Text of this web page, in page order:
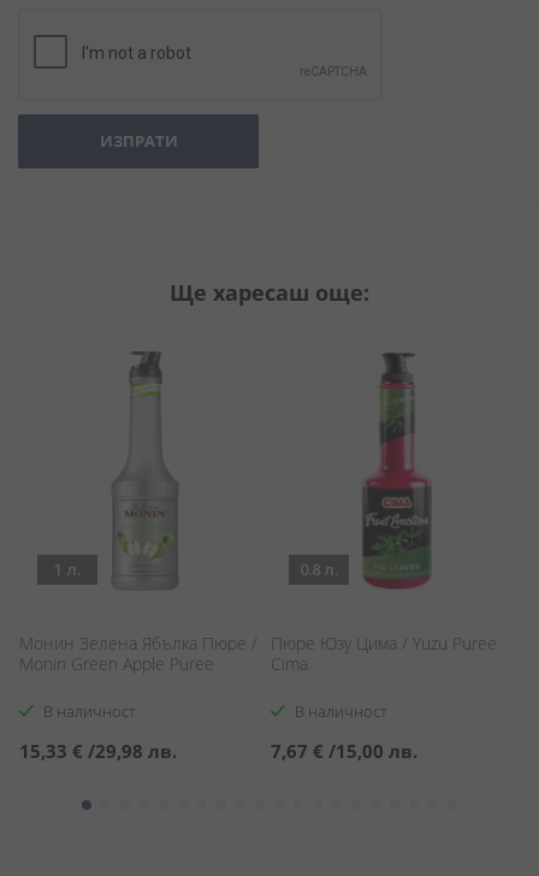
ИЗПРАТИ
Ще харесаш още:
1 л.
Монин Зелена Ябълка Пюре /
Monin Green Apple Puree
В наличност
15,33 € /29,98 лв.
0.8 л.
Пюре Юзу Цима / Yuzu Puree
Cima
В наличност
7,67 € /15,00 лв.